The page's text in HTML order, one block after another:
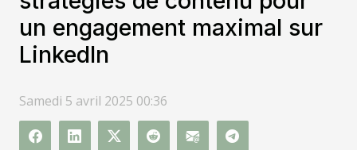
un engagement maximal sur
LinkedIn
Samedi 5 avril 2025 00:36